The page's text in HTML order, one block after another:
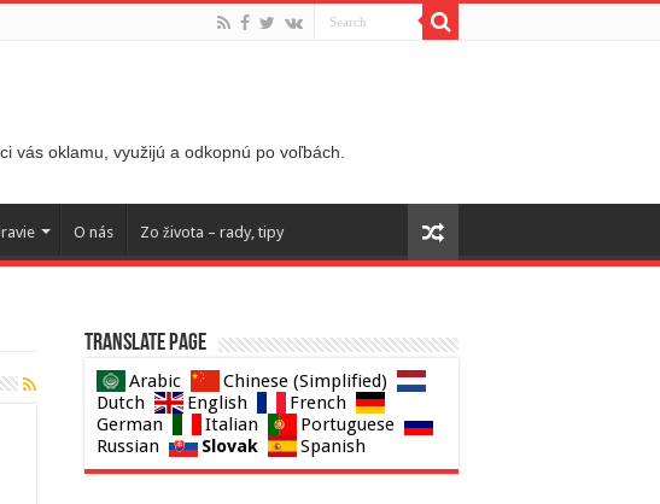
vás oklamu, využijú a odkopnú po voľbách.
O nás Zo života – rady, tipy
Translate page
Arabic
Chinese (Simplified)
Dutch
English
French
German
Italian
Portuguese
Russian
Slovak Spanish